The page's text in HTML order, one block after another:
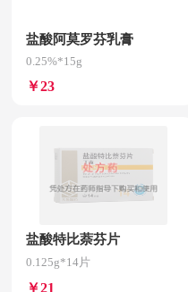
盐酸阿莫罗芬乳膏
0.25%*15g
￥23
盐酸特比萘芬片
0.125g*14片
￥21